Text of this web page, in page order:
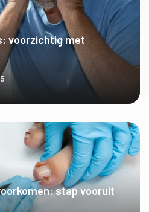
voorzichtig met
MEER
stap vooruit